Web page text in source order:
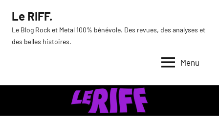
contenu
Le RIFF.
Le Blog Rock et Metal 100% bénévole. Des revues, des analyses et
des belles histoires.
Menu